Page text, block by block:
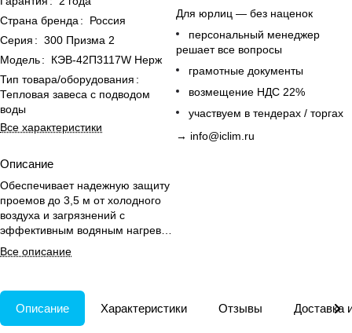
Страна бренда :
Россия
Серия : 300 Призма 2
Модель:
КЭВ-42П3117W Нерж
Тип товара/оборудования :
Тепловая завеса с подводом
воды
Все характеристики
Описание
Обеспечивает надежную защиту
проемов до 3,5 м от холодного
воздуха и загрязнений с
эффективным водяным нагревом
и дистанционным управлением.
Все описание
Для юрлиц — без наценок
персональный менеджер
решает все вопросы
грамотные документы
возмещение НДС 22%
участвуем в тендерах / торгах
→ info@iclim.ru
Описание Характеристики Отзывы Доставка